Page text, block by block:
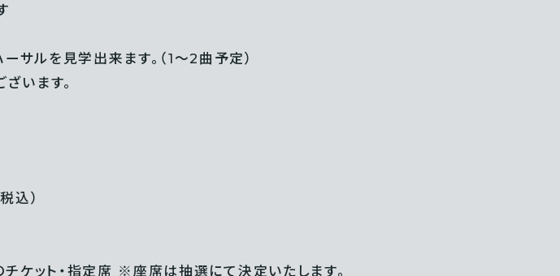
サルを見学出来ます。（1～2曲予定）
います。
込）
ケット・指定席 ※座席は抽選にて決定いたします。